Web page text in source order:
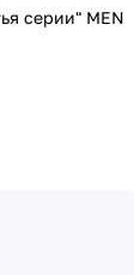
серии" MEN